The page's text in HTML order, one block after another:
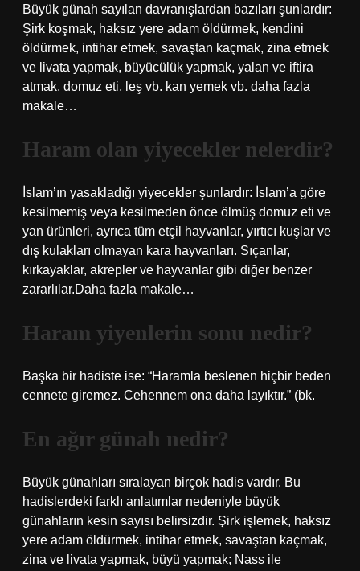
Büyük günah sayılan davranışlardan bazıları şunlardır:
Şirk koşmak, haksız yere adam öldürmek, kendini
öldürmek, intihar etmek, savaştan kaçmak, zina etmek
ve livata yapmak, büyücülük yapmak, yalan ve iftira
atmak, domuz eti, leş vb. kan yemek vb. daha fazla
makale…
Haram olan yiyecekler nelerdir?
İslam’ın yasakladığı yiyecekler şunlardır: İslam’a göre
kesilmemiş veya kesilmeden önce ölmüş domuz eti ve
yan ürünleri, ayrıca tüm etçil hayvanlar, yırtıcı kuşlar ve
dış kulakları olmayan kara hayvanları. Sıçanlar,
kırkayaklar, akrepler ve hayvanlar gibi diğer benzer
zararlılar.Daha fazla makale…
Haram yiyenlerin sonu nedir?
Başka bir hadiste ise: “Haramla beslenen hiçbir beden
cennete giremez. Cehennem ona daha layıktır.” (bk.
En ağır günah nedir?
Büyük günahları sıralayan birçok hadis vardır. Bu
hadislerdeki farklı anlatımlar nedeniyle büyük
günahların kesin sayısı belirsizdir. Şirk işlemek, haksız
yere adam öldürmek, intihar etmek, savaştan kaçmak,
zina ve livata yapmak, büyü yapmak; Nass ile